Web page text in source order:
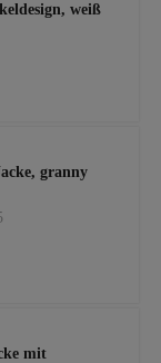
weiß
granny
mit